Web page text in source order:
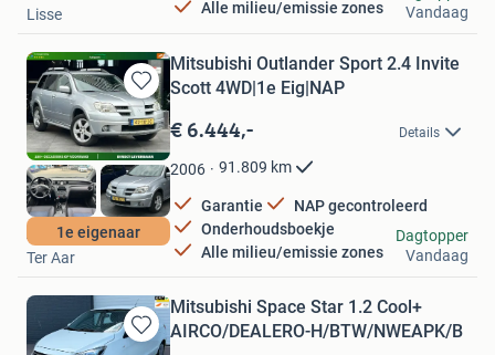
Alle milieu/emissie zones
Lisse
Vandaag
Bewaren
in
Mijn
Favorieten
1e eigenaar
Mitsubishi Outlander Sport 2.4 Invite
Scott 4WD|1e Eig|NAP
€ 6.444,- Details
2006 91.809 km
Garantie
NAP gecontroleerd
Onderhoudsboekje
Alle milieu/emissie zones
Adequaat Auto's B.V.
Ter Aar
Dagtopper
Vandaag
Bewaren
Mitsubishi Space Star 1.2 Cool+
AIRCO/DEALERO-H/BTW/NWEAPK/B